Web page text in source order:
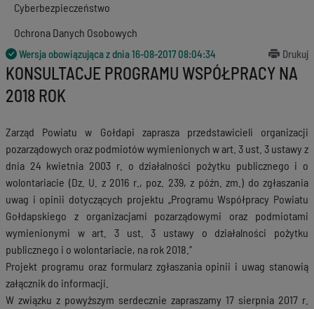
Cyberbezpieczeństwo
Ochrona Danych Osobowych
Wersja obowiązująca z dnia16-08-2017 08:04:34 Drukuj
KONSULTACJE PROGRAMU WSPÓŁPRACY NA
2018 ROK
Zarząd Powiatu w Gołdapi zaprasza przedstawicieli organizacji
pozarządowych oraz podmiotów wymienionych w art. 3 ust. 3 ustawy z
dnia 24 kwietnia 2003 r. o działalności pożytku publicznego i o
wolontariacie (Dz. U. z 2016 r., poz. 239, z późn. zm.) do zgłaszania
uwag i opinii dotyczących projektu „Programu Współpracy Powiatu
Gołdapskiego z organizacjami pozarządowymi oraz podmiotami
wymienionymi w art. 3 ust. 3 ustawy o działalności pożytku
publicznego i o wolontariacie, na rok 2018.”
Projekt programu oraz formularz zgłaszania opinii i uwag stanowią
załącznik do informacji.
W związku z powyższym serdecznie zapraszamy 17 sierpnia 2017 r.